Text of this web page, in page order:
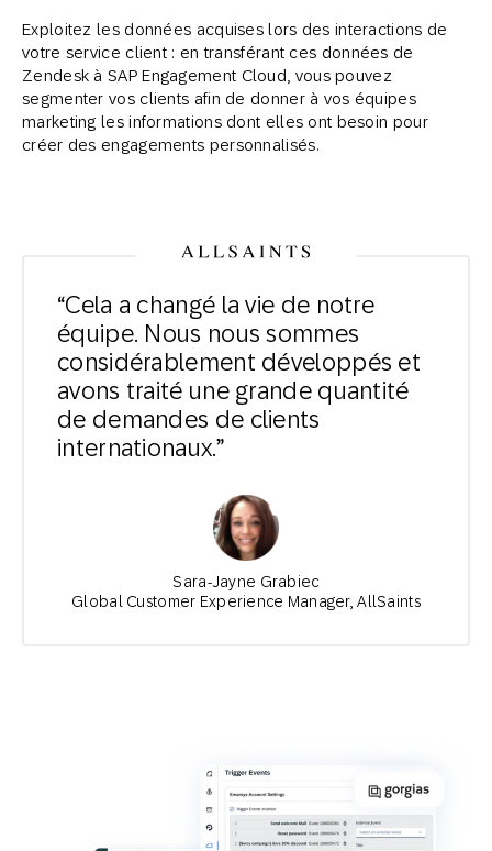
Exploitez les données acquises lors des interactions de
votre service client : en transférant ces données de
Zendesk à SAP Engagement Cloud, vous pouvez
segmenter vos clients afin de donner à vos équipes
marketing les informations dont elles ont besoin pour
créer des engagements personnalisés.
“Cela a changé la vie de notre
équipe. Nous nous sommes
considérablement développés et
avons traité une grande quantité
de demandes de clients
internationaux.”
Sara-Jayne Grabiec
Global Customer Experience Manager, AllSaints